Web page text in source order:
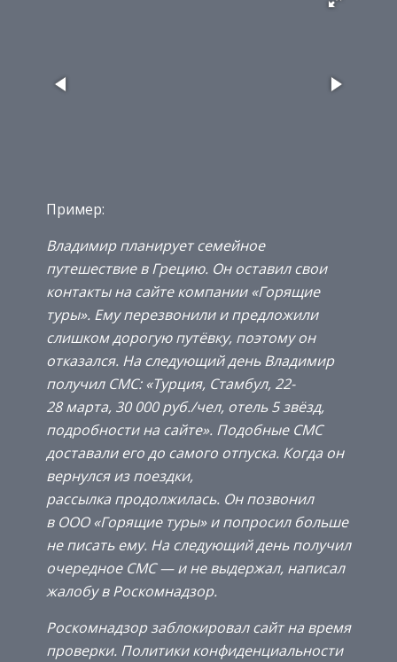
Пример:
Владимир планирует семейное
путешествие в Грецию. Он оставил свои
контакты на сайте компании «Горящие
туры». Ему перезвонили и предложили
слишком дорогую путёвку, поэтому он
отказался. На следующий день Владимир
получил СМС: «Турция, Стамбул, 22-
28 марта, 30 000 руб./чел, отель 5 звёзд,
подробности на сайте». Подобные СМС
доставали его до самого отпуска. Когда он
вернулся из поездки,
рассылка продолжилась. Он позвонил
в ООО «Горящие туры» и попросил больше
не писать ему. На следующий день получил
очередное СМС — и не выдержал, написал
жалобу в Роскомнадзор.
Роскомнадзор заблокировал сайт на время
проверки. Политики конфиденциальности